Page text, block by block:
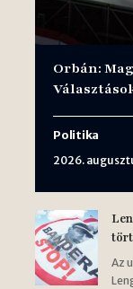
Orbán:
Politika
2026.
Az